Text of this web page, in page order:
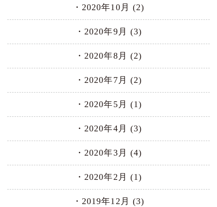
2020年10月 (2)
2020年9月 (3)
2020年8月 (2)
2020年7月 (2)
2020年5月 (1)
2020年4月 (3)
2020年3月 (4)
2020年2月 (1)
2019年12月 (3)